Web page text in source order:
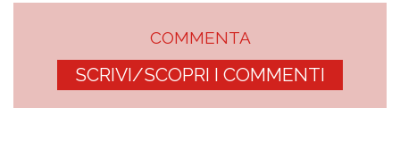
COMMENTA
SCRIVI/SCOPRI I COMMENTI